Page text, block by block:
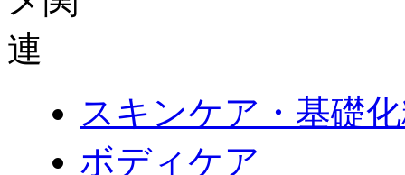
スキンケア・基礎
ボディケア